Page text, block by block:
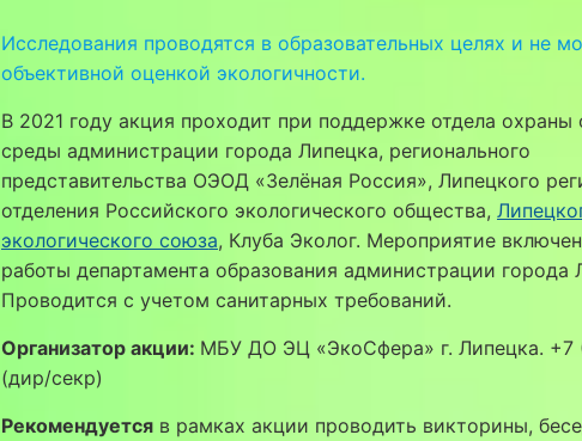
Исследования проводятся в образовательных целях и не
объективной оценкой экологичности.
В 2021 году акция проходит при поддержке отдела
среды администрации города Липецка, регионального
представительства ОЭОД «Зелёная Россия», Липецкого
отделения Российского экологического общества,
экологического союза, Клуба Эколог. Мероприятие
работы департамента образования администрации города
Проводится с учетом санитарных требований.
Организатор акции: МБУ ДО ЭЦ «ЭкоСфера» г. Липецка. +7
(дир/секр)
Рекомендуется в рамках акции проводить викторины,